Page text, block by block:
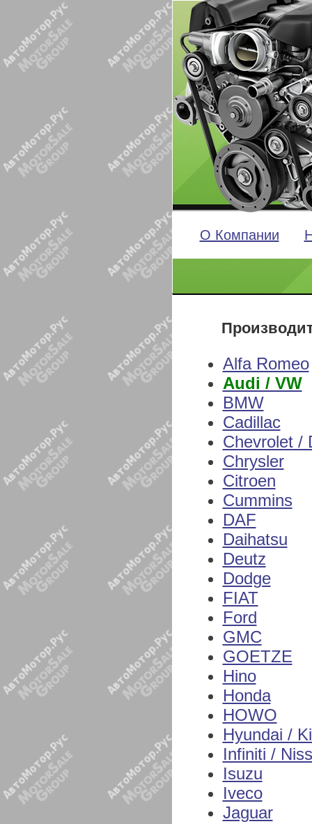
О Компании
Alfa Romeo
Audi / VW
BMW
Cadillac
Chevrolet /
Chrysler
Citroen
Cummins
DAF
Daihatsu
Deutz
Dodge
FIAT
Ford
GMC
GOETZE
Hino
Honda
HOWO
Hyundai /
Infiniti /
Isuzu
Iveco
Jaguar